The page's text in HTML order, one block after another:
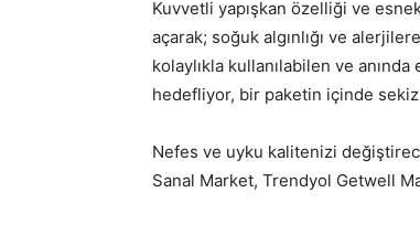
Kuvvetli yapışkan özelliği ve esnek
açarak; soğuk algınlığı ve
kolaylıkla kullanılabilen ve
hedefliyor, bir paketin içinde sekiz
Nefes ve uyku kalitenizi
Sanal Market, Trendyol Getwell